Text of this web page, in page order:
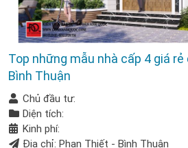
Top những mẫu nhà cấp 4 giá
Bình Thuận
Chủ đầu tư:
Diện tích:
Kinh phí:
Địa chỉ: Phan Thiết - Bình Thuận